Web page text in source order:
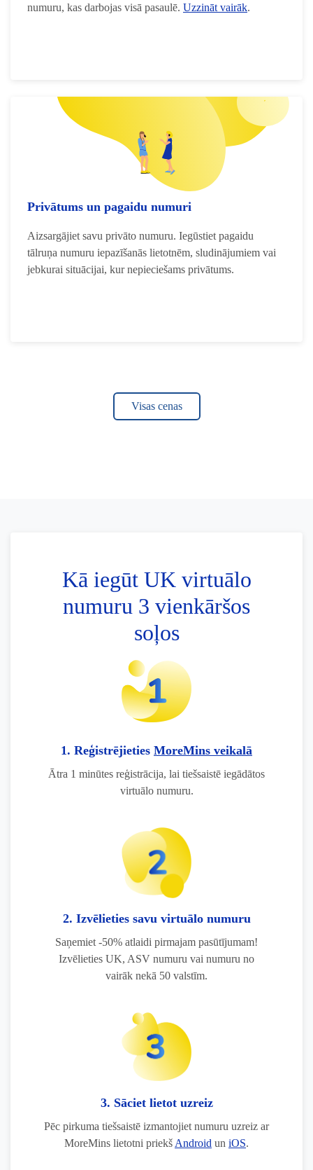
numuru, kas darbojas visā pasaulē. Uzzināt vairāk.
Privātums un pagaidu numuri
Aizsargājiet savu privāto numuru. Iegūstiet pagaidu
tālruņa numuru iepazīšanās lietotnēm, sludinājumiem vai
jebkurai situācijai, kur nepieciešams privātums.
Visas cenas
Kā iegūt UK virtuālo
numuru 3 vienkāršos
soļos
1. Reģistrējieties MoreMins veikalā
Ātra 1 minūtes reģistrācija, lai tiešsaistē iegādātos
virtuālo numuru.
2. Izvēlieties savu virtuālo numuru
Saņemiet -50% atlaidi pirmajam pasūtījumam!
Izvēlieties UK, ASV numuru vai numuru no
vairāk nekā 50 valstīm.
3. Sāciet lietot uzreiz
Pēc pirkuma tiešsaistē izmantojiet numuru uzreiz ar
MoreMins lietotni priekš Android un iOS.